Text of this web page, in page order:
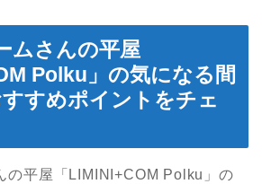
ムさんの平屋
Polku」の気になる間
すめポイントをチェ
の平屋「LIMINI+COM Polku」の